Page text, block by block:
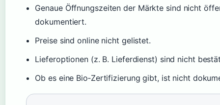
Genaue Öffnungszeiten der Märkte sind nicht
dokumentiert.
Preise sind online nicht gelistet.
Lieferoptionen (z. B. Lieferdienst) sind nicht
Ob es eine Bio‑Zertifizierung gibt, ist nicht